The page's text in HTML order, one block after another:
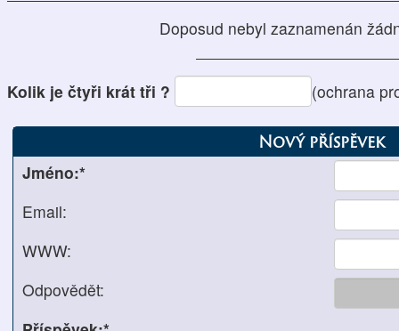
Doposud nebyl zaznamenán
Kolik je čtyři krát tři ? (ochrana
Nový příspěvek
Jméno:*
Email:
WWW:
Odpovědět: